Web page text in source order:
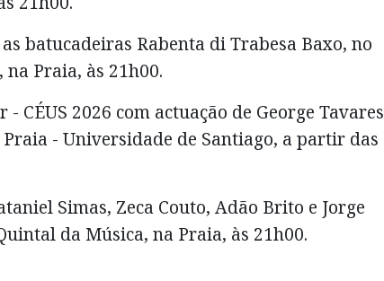
batucadeiras Rabenta di Trabesa Baxo, no
Praia, às 21h00.
CÉUS 2026 com actuação de George Tavares
Praia - Universidade de Santiago, a partir das
Simas, Zeca Couto, Adão Brito e Jorge
da Música, na Praia, às 21h00.